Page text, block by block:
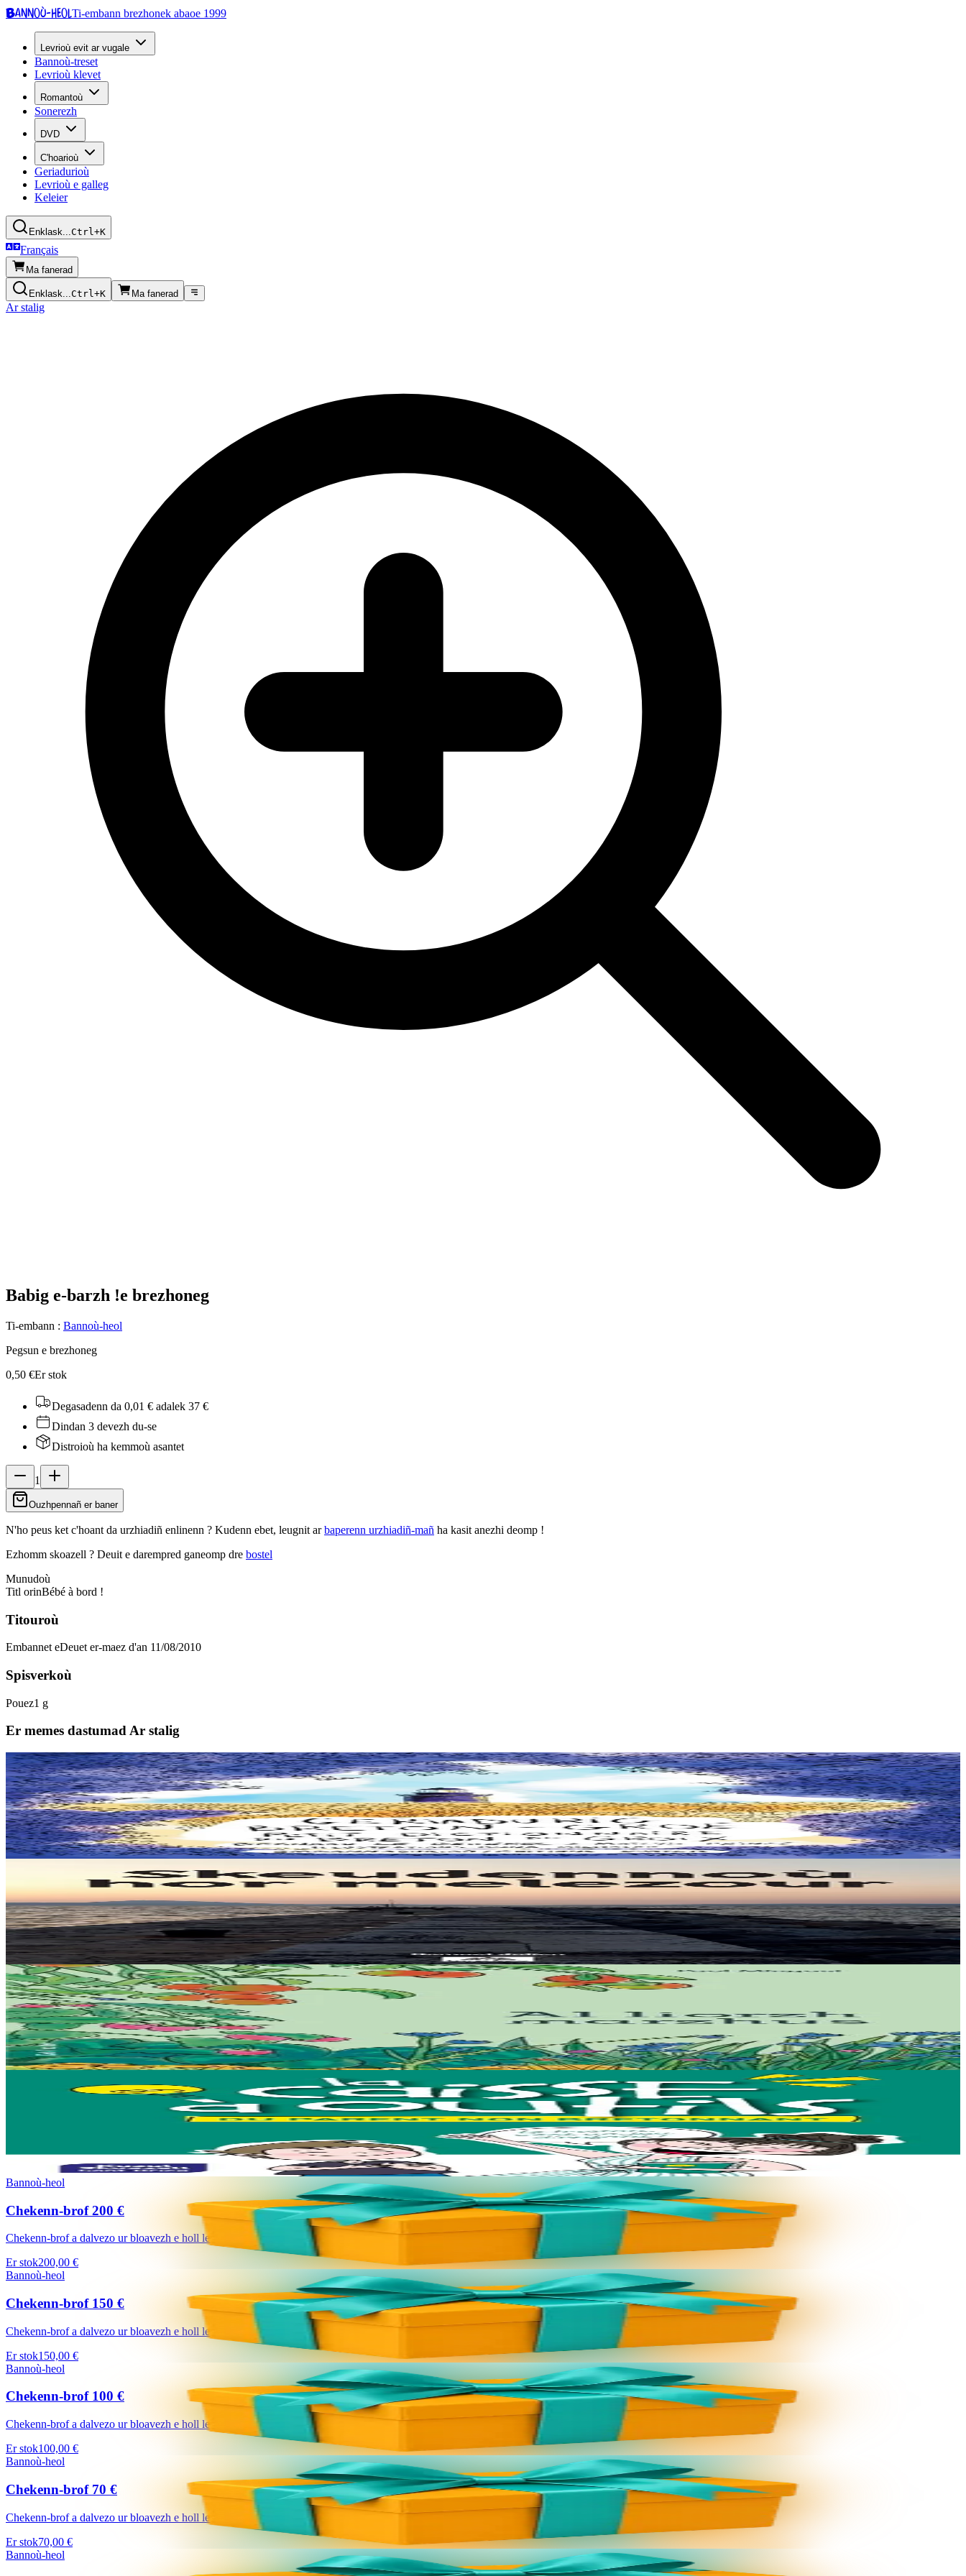
Bannoù-heolTi-embann brezhonek abaoe 1999
Levrioù evit ar vugale
Bannoù-treset
Levrioù klevet
Romantoù
Sonerezh
DVD
C'hoarioù
Geriadurioù
Levrioù e galleg
Keleier
Enklask...Ctrl+K
Français
Ma fanerad
Enklask...Ctrl+K Ma fanerad
Ar stalig
Babig e-barzh !e brezhoneg
Ti-embann : Bannoù-heol
Pegsun e brezhoneg
0,50 €Er stok
Degasadenn da 0,01 € adalek 37 €
Dindan 3 devezh du-se
Distroioù ha kemmoù asantet
1
Ouzhpennañ er baner
N'ho peus ket c'hoant da urzhiadiñ enlinenn ? Kudenn ebet, leugnit arbaperenn urzhiadiñ-mañ ha kasit anezhi deomp !
Ezhomm skoazell ? Deuit e darempred ganeomp dre bostel
Munudoù
Titl orinBébé à bord !
Titouroù
Embannet eDeuet er-maez d'an 11/08/2010
Spisverkoù
Pouez1 g
Er memes dastumad Ar stalig
6 vloaz hag ouzhpenn
Goater
Geriadurig Breton-Groe
Plijout a raio ar geriadur-mañ d’an holl re dedennet gant yezh ar vro.
Er stok20,00 €
Skeudennoù hor melezour
A bep seurt a vo kavet da lenn ganeoc’h en dastumadeg pennadou-mañ bet skrivet gant Samuel Julien e-barzh ar gazetenn "Bremañ".
Er stok29,00 €
15 vloaz hag ouzhpenn
Bannoù-heol
Al liorzh marzhus
Un dastumad kronikennoù war al liorzhañ : penaos gounit legumaj ha derc’hel ur bevliesseurted pinvidik el liorzh ? Danvez al levr-mañ zo bet skrivet e...
Er stok18,00 €
Kuzul Skoazell Skol Diwan Sant-Brieg
La caisse à outils du parent non bretonnant
Ma’z oc’h gouest da lenn ar skrid-mañ, n’eo ket graet al levr-mañ evidoc’h ! Met hep mar ebet e anavezit tud ha ne oaront ket brezhoneg hag o deus skoliataet o...
13,00 €
Bannoù-heol
Chekenn-brof 200 €
Chekenn-brof a dalvezo ur bloavezh e holl lec'hienn Bannoù-heol (https://bannouheol.com). Kaset e vo deoc'h dre bostel. Skañv eo an implij : dav eo bizskrivañ...
Er stok200,00 €
Bannoù-heol
Chekenn-brof 150 €
Chekenn-brof a dalvezo ur bloavezh e holl lec'hienn Bannoù-heol (https://bannouheol.com). Kaset e vo deoc'h dre bostel. Skañv eo an implij : dav eo bizskrivañ...
Er stok150,00 €
Bannoù-heol
Chekenn-brof 100 €
Chekenn-brof a dalvezo ur bloavezh e holl lec'hienn Bannoù-heol (https://bannouheol.com). Kaset e vo deoc'h dre bostel. Skañv eo an implij : dav eo bizskrivañ...
Er stok100,00 €
Bannoù-heol
Chekenn-brof 70 €
Chekenn-brof a dalvezo ur bloavezh e holl lec'hienn Bannoù-heol (https://bannouheol.com). Kaset e vo deoc'h dre bostel. Skañv eo an implij : dav eo bizskrivañ...
Er stok70,00 €
Bannoù-heol